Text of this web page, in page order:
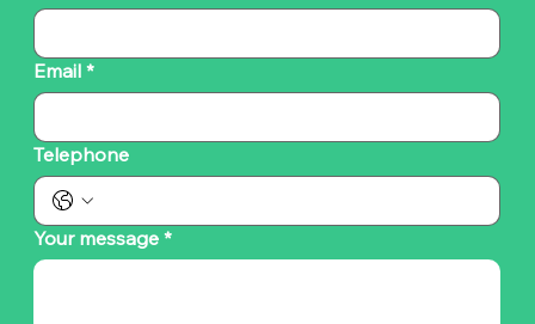
Email *
Telephone
Your message *